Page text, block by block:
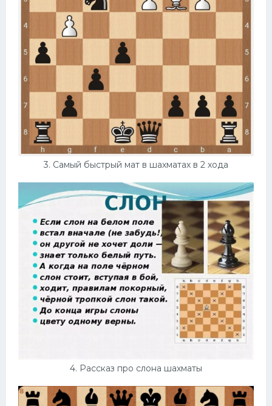
3. Самый быстрый мат в шахматах в 2 хода
4. Рассказ про слона шахматы